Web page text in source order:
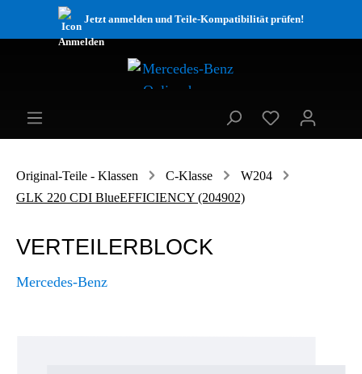
Jetzt anmelden und Teile-Kompatibilität prüfen!
Original-Teile - Klassen C-Klasse
W204
GLK 220 CDI BlueEFFICIENCY (204902)
VERTEILERBLOCK
Mercedes-Benz